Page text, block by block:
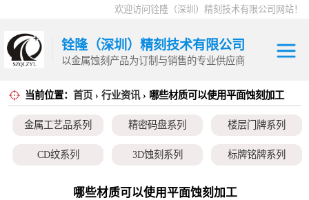
欢迎访问铨隆（深圳）精刻技术有限公司网站！
铨隆（深圳）精刻技术有限公司
以金属蚀刻产品为订制与销售的专业供应商
当前位置： 首页 › 行业资讯› 哪些材质可以使用平面蚀刻加工
金属工艺品系列 精密码盘系列 楼层门牌系列
CD纹系列 3D蚀刻系列 标牌铭牌系列
超薄垫片系列 磁性治具钢片系列
哪些材质可以使用平面蚀刻加工
金属工艺品系列
精密码盘系列